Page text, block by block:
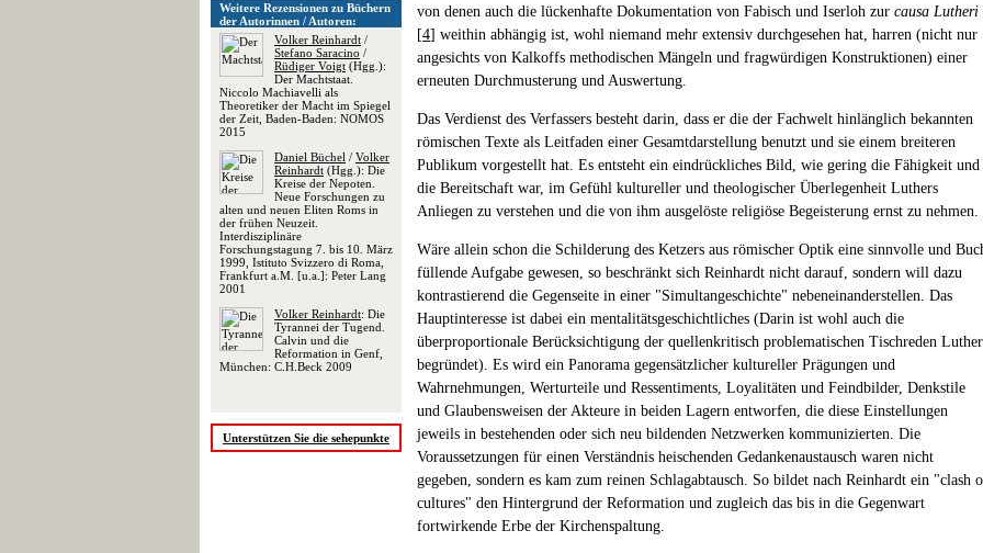
Weitere Rezensionen zu Büchern
der Autorinnen / Autoren:
Volker Reinhardt /
Stefano Saracino /
Rüdiger Voigt (Hgg.):
Der Machtstaat.
Niccolo Machiavelli als
Theoretiker der Macht im Spiegel
der Zeit, Baden-Baden: NOMOS
2015
Daniel Büchel / Volker
Reinhardt (Hgg.): Die
Kreise der Nepoten.
Neue Forschungen zu
alten und neuen Eliten Roms in
der frühen Neuzeit.
Interdisziplinäre
Forschungstagung 7. bis 10. März
1999, Istituto Svizzero di Roma,
Frankfurt a.M. [u.a.]: Peter Lang
2001
Volker Reinhardt: Die
Tyrannei der Tugend.
Calvin und die
Reformation in Genf,
München: C.H.Beck 2009
Unterstützen Sie die sehepunkte
von denen auch die lückenhafte Dokumentation von Fabisch und Iserloh zur causa Lutheri
[4] weithin abhängig ist, wohl niemand mehr extensiv durchgesehen hat, harren (nicht nur
angesichts von Kalkoffs methodischen Mängeln und fragwürdigen Konstruktionen) einer
erneuten Durchmusterung und Auswertung.
Das Verdienst des Verfassers besteht darin, dass er die der Fachwelt hinlänglich bekannten
römischen Texte als Leitfaden einer Gesamtdarstellung benutzt und sie einem breiteren
Publikum vorgestellt hat. Es entsteht ein eindrückliches Bild, wie gering die Fähigkeit und
die Bereitschaft war, im Gefühl kultureller und theologischer Überlegenheit Luthers
Anliegen zu verstehen und die von ihm ausgelöste religiöse Begeisterung ernst zu nehmen.
Wäre allein schon die Schilderung des Ketzers aus römischer Optik eine sinnvolle und
füllende Aufgabe gewesen, so beschränkt sich Reinhardt nicht darauf, sondern will dazu
kontrastierend die Gegenseite in einer "Simultangeschichte" nebeneinanderstellen. Das
Hauptinteresse ist dabei ein mentalitätsgeschichtliches (Darin ist wohl auch die
überproportionale Berücksichtigung der quellenkritisch problematischen Tischreden
begründet). Es wird ein Panorama gegensätzlicher kultureller Prägungen und
Wahrnehmungen, Werturteile und Ressentiments, Loyalitäten und Feindbilder, Denkstile
und Glaubensweisen der Akteure in beiden Lagern entworfen, die diese Einstellungen
jeweils in bestehenden oder sich neu bildenden Netzwerken kommunizierten. Die
Voraussetzungen für einen Verständnis heischenden Gedankenaustausch waren nicht
gegeben, sondern es kam zum reinen Schlagabtausch. So bildet nach Reinhardt ein "clash
cultures" den Hintergrund der Reformation und zugleich das bis in die Gegenwart
fortwirkende Erbe der Kirchenspaltung.